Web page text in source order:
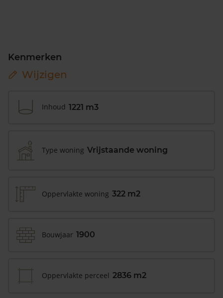
Kenmerken
Wijzigen
Inhoud 1221 m3
Type woning Vrijstaande woning
Oppervlakte woning 322 m2
Bouwjaar 1900
Oppervlakte perceel 2836 m2